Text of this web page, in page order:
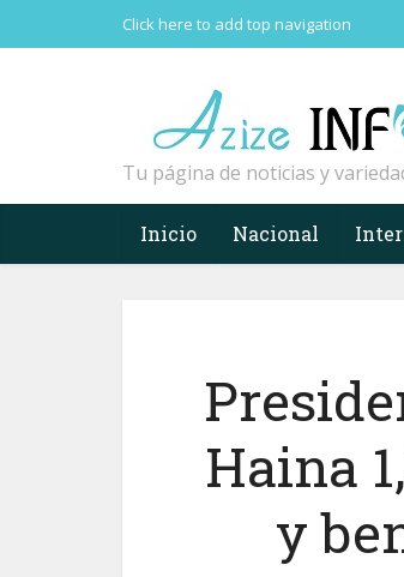
Click here to add top navigation
Tu página de noticias y
Inicio Nacional
Haina
y